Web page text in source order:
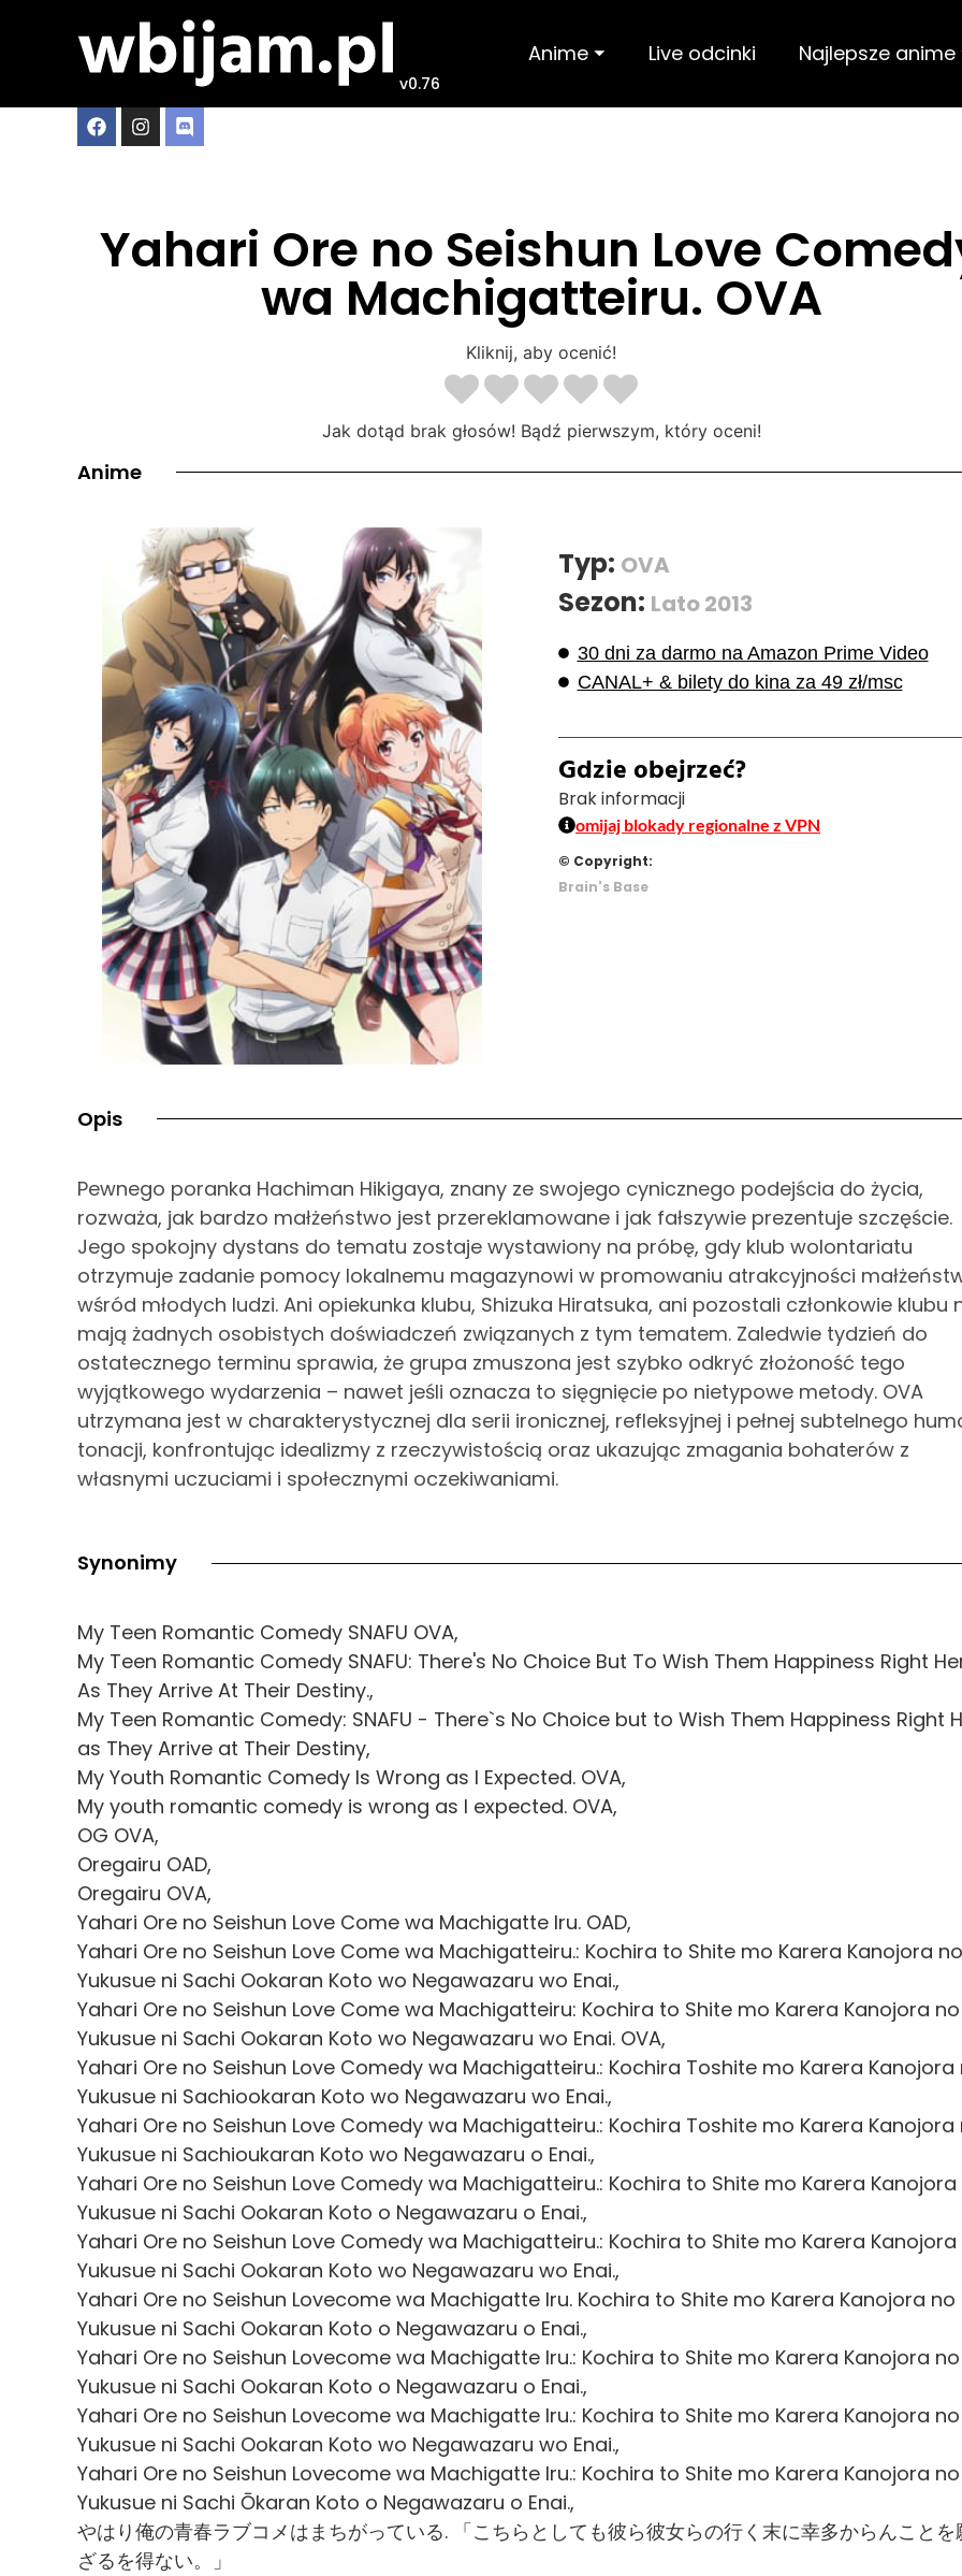
v0.76
Anime ⏷ Live odcinki Najlepsze anime
Yahari Ore no Seishun Love
wa Machigatteiru. OVA
Kliknij, aby ocenić!
Jak dotąd brak głosów! Bądź pierwszym, który oceni!
Anime
Typ: OVA
Sezon: Lato 2013
30 dni za darmo na Amazon Prime Video
CANAL+ & bilety do kina za 49 zł/msc
Gdzie obejrzeć?
Brak informacji
omijaj blokady regionalne z VPN
© Copyright:
Brain's Base
Opis
Pewnego poranka Hachiman Hikigaya, znany ze swojego cynicznego podejścia do życia,
rozważa, jak bardzo małżeństwo jest przereklamowane i jak fałszywie prezentuje szczęście.
Jego spokojny dystans do tematu zostaje wystawiony na próbę, gdy klub wolontariatu
otrzymuje zadanie pomocy lokalnemu magazynowi w promowaniu atrakcyjności
wśród młodych ludzi. Ani opiekunka klubu, Shizuka Hiratsuka, ani pozostali członkowie klubu
mają żadnych osobistych doświadczeń związanych z tym tematem. Zaledwie tydzień do
ostatecznego terminu sprawia, że grupa zmuszona jest szybko odkryć złożoność tego
wyjątkowego wydarzenia – nawet jeśli oznacza to sięgnięcie po nietypowe metody. OVA
utrzymana jest w charakterystycznej dla serii ironicznej, refleksyjnej i pełnej subtelnego
tonacji, konfrontując idealizmy z rzeczywistością oraz ukazując zmagania bohaterów z
własnymi uczuciami i społecznymi oczekiwaniami.
Synonimy
My Teen Romantic Comedy SNAFU OVA,
My Teen Romantic Comedy SNAFU: There's No Choice But To Wish Them Happiness Right
As They Arrive At Their Destiny.,
My Teen Romantic Comedy: SNAFU - There`s No Choice but to Wish Them Happiness Right
as They Arrive at Their Destiny,
My Youth Romantic Comedy Is Wrong as I Expected. OVA,
My youth romantic comedy is wrong as I expected. OVA,
OG OVA,
Oregairu OAD,
Oregairu OVA,
Yahari Ore no Seishun Love Come wa Machigatte Iru. OAD,
Yahari Ore no Seishun Love Come wa Machigatteiru.: Kochira to Shite mo Karera Kanojora no
Yukusue ni Sachi Ookaran Koto wo Negawazaru wo Enai.,
Yahari Ore no Seishun Love Come wa Machigatteiru: Kochira to Shite mo Karera Kanojora no
Yukusue ni Sachi Ookaran Koto wo Negawazaru wo Enai. OVA,
Yahari Ore no Seishun Love Comedy wa Machigatteiru.: Kochira Toshite mo Karera Kanojora
Yukusue ni Sachiookaran Koto wo Negawazaru wo Enai.,
Yahari Ore no Seishun Love Comedy wa Machigatteiru.: Kochira Toshite mo Karera Kanojora
Yukusue ni Sachioukaran Koto wo Negawazaru o Enai.,
Yahari Ore no Seishun Love Comedy wa Machigatteiru.: Kochira to Shite mo Karera Kanojora
Yukusue ni Sachi Ookaran Koto o Negawazaru o Enai.,
Yahari Ore no Seishun Love Comedy wa Machigatteiru.: Kochira to Shite mo Karera Kanojora
Yukusue ni Sachi Ookaran Koto wo Negawazaru wo Enai.,
Yahari Ore no Seishun Lovecome wa Machigatte Iru. Kochira to Shite mo Karera Kanojora no
Yukusue ni Sachi Ookaran Koto o Negawazaru o Enai.,
Yahari Ore no Seishun Lovecome wa Machigatte Iru.: Kochira to Shite mo Karera Kanojora no
Yukusue ni Sachi Ookaran Koto o Negawazaru o Enai.,
Yahari Ore no Seishun Lovecome wa Machigatte Iru.: Kochira to Shite mo Karera Kanojora no
Yukusue ni Sachi Ookaran Koto wo Negawazaru wo Enai.,
Yahari Ore no Seishun Lovecome wa Machigatte Iru.: Kochira to Shite mo Karera Kanojora no
Yukusue ni Sachi Ōkaran Koto o Negawazaru o Enai.,
やはり俺の青春ラブコメはまちがっている. 「こちらとしても彼ら彼女らの行く末に幸多からんことを
ざるを得ない。」